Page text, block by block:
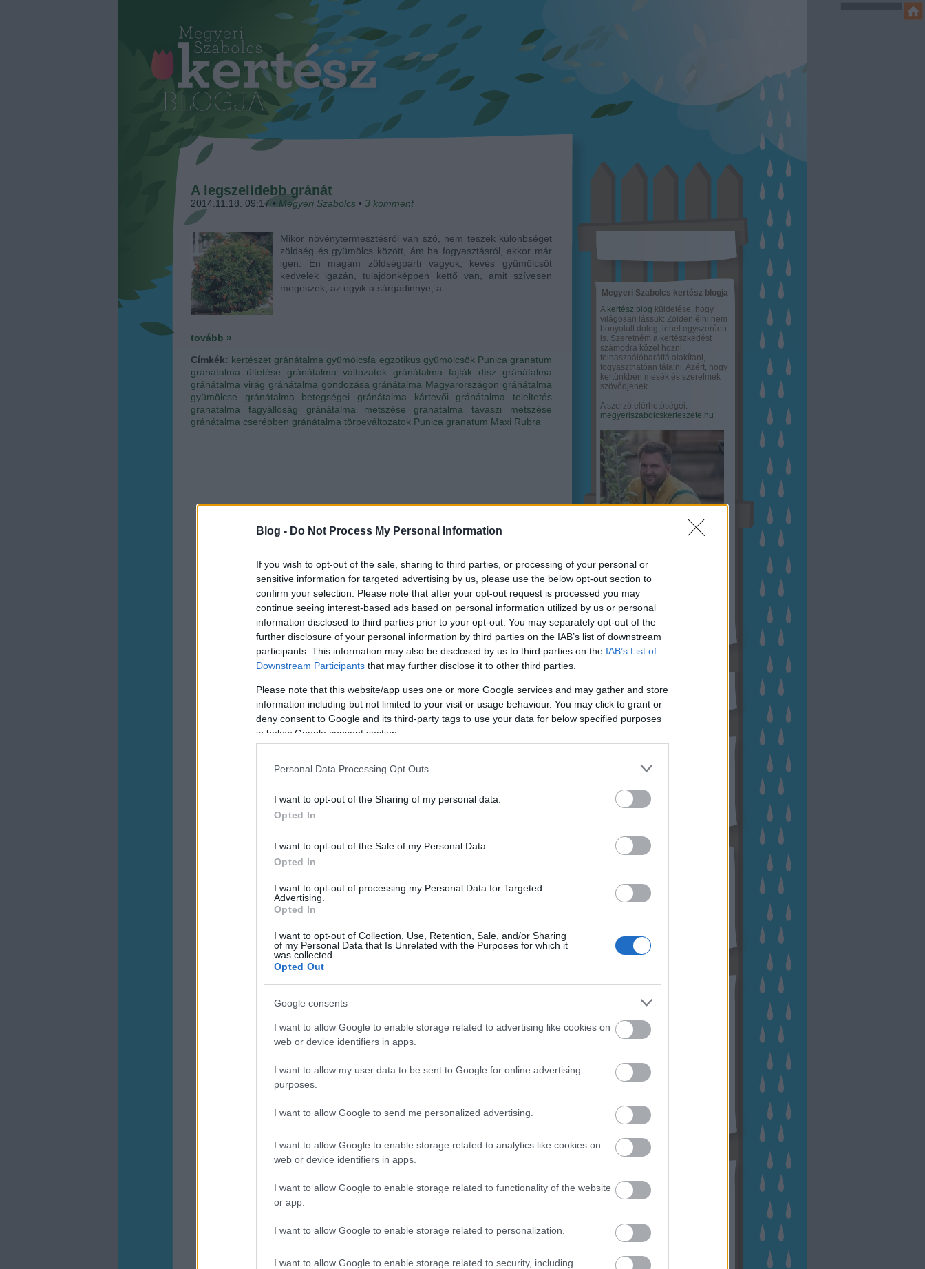
Blog - Do Not Process My Personal Information
If you wish to opt-out of the sale, sharing to third parties, or processing of your personal or
sensitive information for targeted advertising by us, please use the below opt-out section to
confirm your selection. Please note that after your opt-out request is processed you may
continue seeing interest-based ads based on personal information utilized by us or personal
information disclosed to third parties prior to your opt-out. You may separately opt-out of the
further disclosure of your personal information by third parties on the IAB’s list of downstream
participants. This information may also be disclosed by us to third parties on the IAB’s List of
Downstream Participants that may further disclose it to other third parties.
Please note that this website/app uses one or more Google services and may gather and store
information including but not limited to your visit or usage behaviour. You may click to grant or
deny consent to Google and its third-party tags to use your data for below specified purposes
in below Google consent section.
Personal Data Processing Opt Outs
I want to opt-out of the Sharing of my personal data.
Opted In
I want to opt-out of the Sale of my Personal Data.
Opted In
I want to opt-out of processing my Personal Data for Targeted
Advertising.
Opted In
I want to opt-out of Collection, Use, Retention, Sale, and/or Sharing
of my Personal Data that Is Unrelated with the Purposes for which it
was collected.
Opted Out
Google consents
I want to allow Google to enable storage related to advertising like cookies on
web or device identifiers in apps.
I want to allow my user data to be sent to Google for online advertising
purposes.
I want to allow Google to send me personalized advertising.
I want to allow Google to enable storage related to analytics like cookies on
web or device identifiers in apps.
I want to allow Google to enable storage related to functionality of the website
or app.
I want to allow Google to enable storage related to personalization.
I want to allow Google to enable storage related to security, including
A legszelídebb gránát
2014.11.18. 09:17 • Megyeri Szabolcs • 3 komment
Mikor növénytermesztésről van szó, nem teszek különbséget
zöldség és gyümölcs között, ám ha fogyasztásról, akkor már
igen. Én magam zöldségpárti vagyok, kevés gyümölcsöt
kedvelek igazán, tulajdonképpen kettő van, amit szívesen
megeszek, az egyik a sárgadinnye, a…
tovább »
Címkék: kertészet gránátalma gyümölcsfa egzotikus gyümölcsök Punica granatum
gránátalma ültetése
gránátalma változatok gránátalma fajták
dísz gránátalma
gránátalma virág gránátalma gondozása gránátalma Magyarországon gránátalma
gyümölcse
gránátalma betegségei gránátalma kártevői
gránátalma teleltetés
gránátalma fagyállóság
gránátalma metszése
gránátalma tavaszi metszése
gránátalma cserépben gránátalma törpeváltozatok Punica granatum Maxi Rubra
Megyeri Szabolcs kertész blogja
A kertész blog küldetése, hogy
világosan lássuk: Zölden élni nem
bonyolult dolog, lehet egyszerűen
is. Szeretném a kertészkedést
számodra közel hozni,
felhasználóbaráttá alakítani,
fogyaszthatóan tálalni. Azért, hogy
kertünkben mesék és szerelmek
szövődjenek.
A szerző elérhetőségei:
megyeriszabolcskerteszete.hu
Kertészete
Hírlevél feliratkozás
Archívum
2022 november
2022 szeptember
2022 augusztus
2022 április (
2021 december
2021 október